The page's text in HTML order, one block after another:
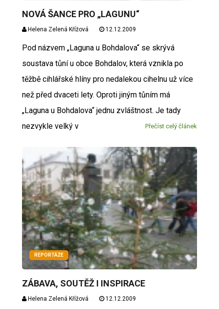
NOVÁ ŠANCE PRO „LAGUNU“
Helena Zelená Křížová 12.12.2009
Pod názvem „Laguna u Bohdalova“ se skrývá
soustava tůní u obce Bohdalov, která vznikla po
těžbě cihlářské hlíny pro nedalekou cihelnu už více
než před dvaceti lety. Oproti jiným tůním má
„Laguna u Bohdalova“ jednu zvláštnost. Je tady
nezvykle velký v
Přečíst celý článek
REPORTÁŽE
ZÁBAVA, SOUTĚŽ I INSPIRACE
Helena Zelená Křížová 12.12.2009